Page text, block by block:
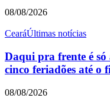
08/08/2026
CearáÚltimas notícias
Daqui pra frente é
cinco feriadões até o
08/08/2026